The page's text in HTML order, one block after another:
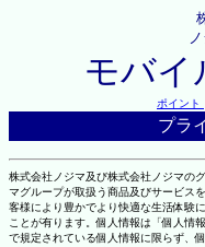
モバイ
ポイント
プラ
株式会社ノジマ及び株式会社ノジマの
マグループが取扱う商品及びサービス
客様により豊かでより快適な生活体験
ことが有ります。個人情報は「個人情
で規定されている個人情報に限らず、